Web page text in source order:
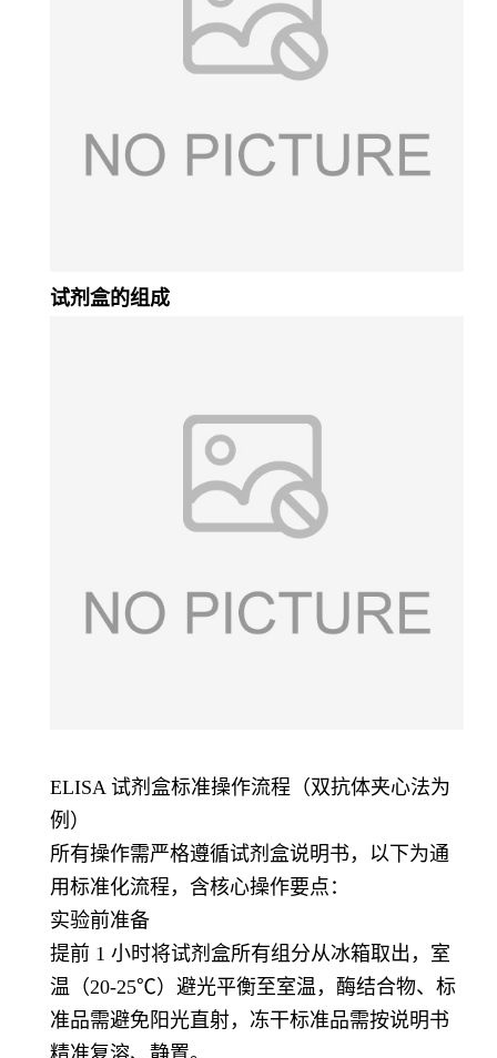
试剂盒的组成
ELISA 试剂盒标准操作流程（双抗体夹心法为
例）
所有操作需严格遵循试剂盒说明书，以下为通
用标准化流程，含核心操作要点：
实验前准备
提前 1 小时将试剂盒所有组分从冰箱取出，室
温（20-25℃）避光平衡至室温，酶结合物、标
准品需避免阳光直射，冻干标准品需按说明书
精准复溶、静置。